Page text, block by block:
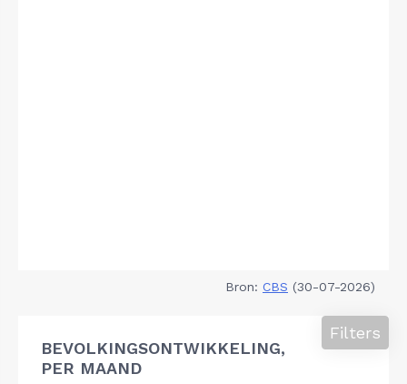
Bron: CBS (30-07-2026)
BEVOLKINGSONTWIKKELING,
PER MAAND
Filters